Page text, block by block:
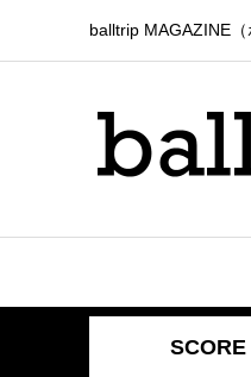
balltrip MAGAZINE（
SCORE